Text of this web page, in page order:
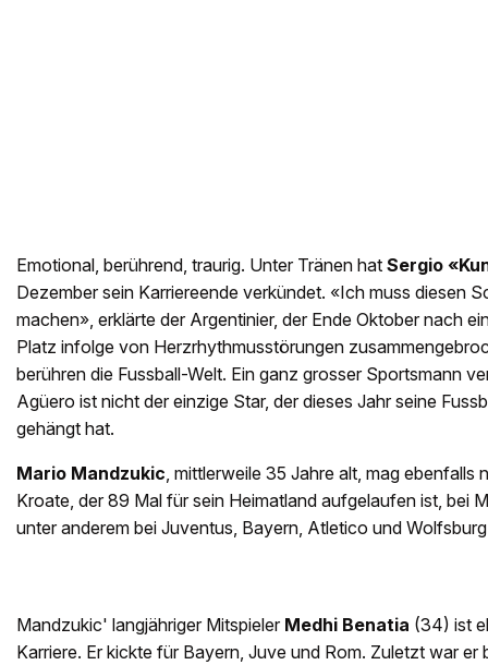
Emotional, berührend, traurig. Unter Tränen hat Sergio
Dezember sein Karriereende verkündet. «Ich muss diesen
machen», erklärte der Argentinier, der Ende Oktober nach
Platz infolge von Herzrhythmusstörungen
berühren die Fussball-Welt. Ein ganz grosser Sportsmann
Agüero ist nicht der einzige Star, der dieses Jahr seine
gehängt hat.
Mario Mandzukic, mittlerweile 35 Jahre alt, mag ebenfalls
Kroate, der 89 Mal für sein Heimatland aufgelaufen ist, bei
unter anderem bei Juventus, Bayern, Atletico und
Mandzukic' langjähriger Mitspieler Medhi Benatia (34) ist
Karriere. Er kickte für Bayern, Juve und Rom. Zuletzt war er